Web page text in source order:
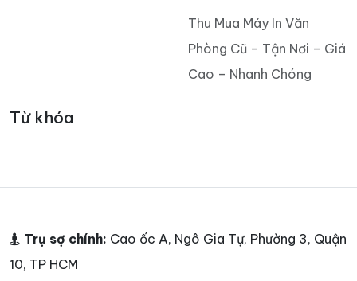
Thu Mua Máy In Văn
Phòng Cũ – Tận Nơi – Giá
Cao – Nhanh Chóng
Từ khóa
Trụ sợ chính: Cao ốc A, Ngô Gia Tự, Phường 3, Quận
10, TP HCM